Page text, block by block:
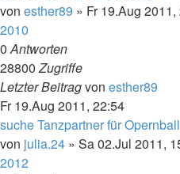
von esther89 » Fr 19.Aug
2010
0Antworten
28800Zugriffe
Letzter Beitragvon esther89
Fr 19.Aug 2011, 22:54
suche Tanzpartner für
von julia.24 » Sa 02.Jul 2011,
2012